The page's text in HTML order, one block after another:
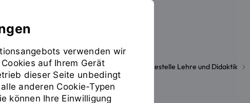
Sie
befinden
sich
Die OTH Einrichtungen Servicestelle Lehre und Didaktik
verwenden wir
auf Ihrem Gerät
dieser Seite unbedingt
anderen Cookie-Typen
können Ihre Einwilligung